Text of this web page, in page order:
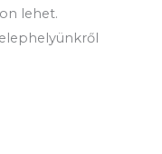
lehet.